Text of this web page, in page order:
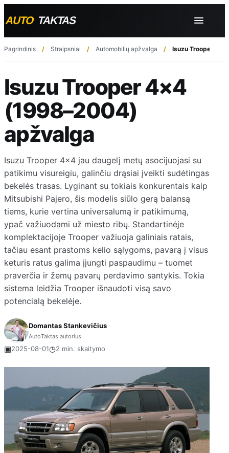
Pagrindinis Straipsniai Automobilių apžvalga Isuzu Trooper
Isuzu Trooper 4×4
(1998–2004)
apžvalga
Isuzu Trooper 4×4 jau daugelį metų asocijuojasi su
patikimu visureigiu, galinčiu drąsiai įveikti sudėtingas
bekelės trasas. Lyginant su tokiais konkurentais kaip
Mitsubishi Pajero, šis modelis siūlo gerą balansą
tiems, kurie vertina universalumą ir patikimumą,
ypač važiuodami už miesto ribų. Standartinėje
komplektacijoje Trooper važiuoja galiniais ratais,
tačiau esant prastoms kelio sąlygoms, pavarą į visus
keturis ratus galima įjungti paspaudimu – tuomet
praverčia ir žemų pavarų perdavimo santykis. Tokia
sistema leidžia Trooper išnaudoti visą savo
potencialą bekelėje.
Domantas Stankevičius
AutoTaktas autorius
▣2025-08-01◷2 min. skaitymo